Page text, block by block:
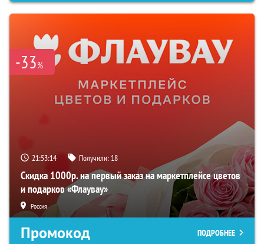
-33%
21:53:13 Получили: 18
Скидка 1000р. на первый заказ на маркетплейсе цветов
и подарков «Флаувау»
Россия
Промокод ПОДРОБНЕЕ